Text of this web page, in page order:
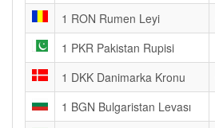
1 RON Rumen Leyi
1 PKR Pakistan Rupisi
1 DKK Danimarka Kronu
1 BGN Bulgaristan Levası